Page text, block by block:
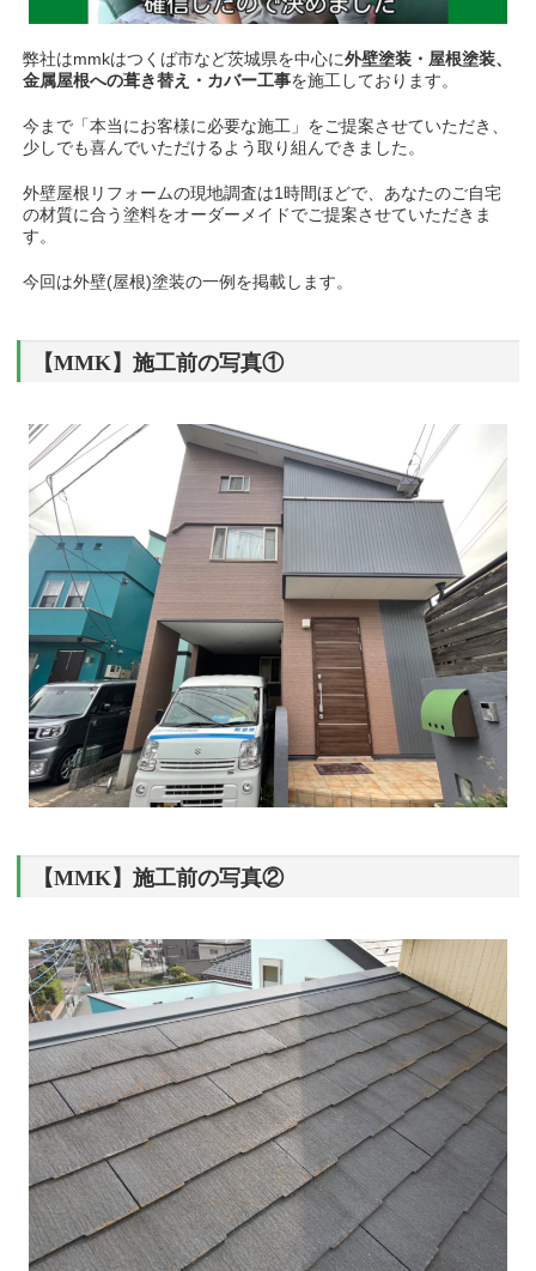
弊社はmmkはつくば市など茨城県を中心に外壁塗装・屋根塗装、
金属屋根への葺き替え・カバー工事を施工しております。
今まで「本当にお客様に必要な施工」をご提案させていただき、
少しでも喜んでいただけるよう取り組んできました。
外壁屋根リフォームの現地調査は1時間ほどで、あなたのご自宅
の材質に合う塗料をオーダーメイドでご提案させていただきま
す。
今回は外壁(屋根)塗装の一例を掲載します。
【MMK】施工前の写真①
【MMK】施工前の写真②